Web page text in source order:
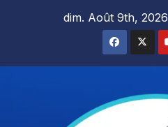
dim. Août 9th, 2026